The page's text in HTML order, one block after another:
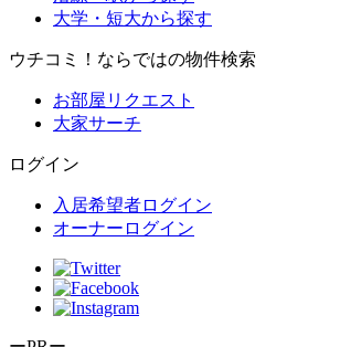
大学・短大から探す
ウチコミ！ならではの物件検索
お部屋リクエスト
大家サーチ
ログイン
入居希望者ログイン
オーナーログイン